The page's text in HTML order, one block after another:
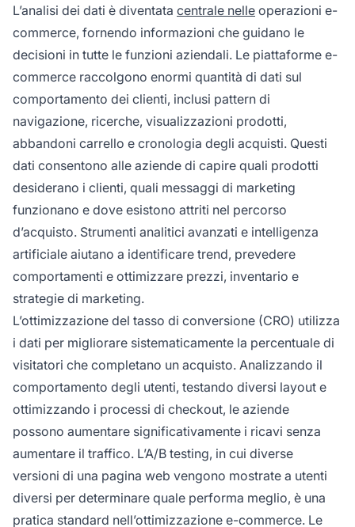
L’analisi dei dati è diventata centrale nelle operazioni e-
commerce, fornendo informazioni che guidano le
decisioni in tutte le funzioni aziendali. Le piattaforme e-
commerce raccolgono enormi quantità di dati sul
comportamento dei clienti, inclusi pattern di
navigazione, ricerche, visualizzazioni prodotti,
abbandoni carrello e cronologia degli acquisti. Questi
dati consentono alle aziende di capire quali prodotti
desiderano i clienti, quali messaggi di marketing
funzionano e dove esistono attriti nel percorso
d’acquisto. Strumenti analitici avanzati e intelligenza
artificiale aiutano a identificare trend, prevedere
comportamenti e ottimizzare prezzi, inventario e
strategie di marketing.
L’ottimizzazione del tasso di conversione (CRO) utilizza
i dati per migliorare sistematicamente la percentuale di
visitatori che completano un acquisto. Analizzando il
comportamento degli utenti, testando diversi layout e
ottimizzando i processi di checkout, le aziende
possono aumentare significativamente i ricavi senza
aumentare il traffico. L’A/B testing, in cui diverse
versioni di una pagina web vengono mostrate a utenti
diversi per determinare quale performa meglio, è una
pratica standard nell’ottimizzazione e-commerce. Le